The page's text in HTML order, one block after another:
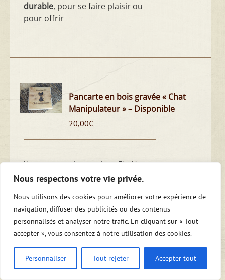
Nous respectons votre vie privée.
Nous utilisons des cookies pour améliorer votre expérience de
navigation, diffuser des publicités ou des contenus
personnalisés et analyser notre trafic. En cliquant sur « Tout
accepter », vous consentez à notre utilisation des cookies.
Personnaliser Tout rejeter Accepter tout
durable, pour se faire plaisir ou
pour offrir
Pancarte en bois gravée « Chat
Manipulateur » – Disponible
20,00€
Une pancarte gravée proposée par Tito. M, vous
créé par vous-même
Un cadeaunaturel, exclusif et durable, pour se
faire plaisir ou pour offrir